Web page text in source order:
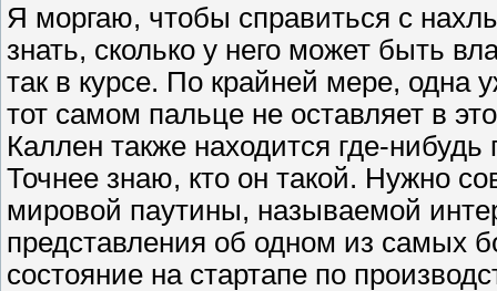
Я моргаю, чтобы справиться с
знать, сколько у него может быть
так в курсе. По крайней мере, одна
тот самом пальце не оставляет в
Каллен также находится где-
Точнее знаю, кто он такой. Нужно
мировой паутины, называемой
представления об одном из самых
состояние на стартапе по